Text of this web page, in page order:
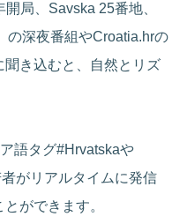
局、Savska 25番地、
の深夜番組やCroatia.hrの
き込むと、自然とリズ
語タグ#Hrvatskaや
がリアルタイムに発信
ができます。